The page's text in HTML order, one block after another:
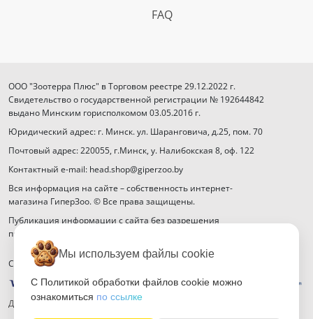
FAQ
ООО "Зоотерра Плюс" в Торговом реестре 29.12.2022 г.
Свидетельство о государственной регистрации № 192644842
выдано Минским горисполкомом 03.05.2016 г.
Юридический адрес: г. Минск. ул. Шаранговича, д.25, пом. 70
Почтовый адрес: 220055, г.Минск, у. Налибокская 8, оф. 122
Контактный e-mail: head.shop@giperzoo.by
Вся информация на сайте – собственность интернет-
магазина ГиперЗоо. © Все права защищены.
Публикация информации с сайта без разрешения
правообладателя запрещена.
Способы оплаты
Договор публичной оферты
Мы используем файлы cookie
С Политикой обработки файлов cookie можно
ознакомиться по ссылке